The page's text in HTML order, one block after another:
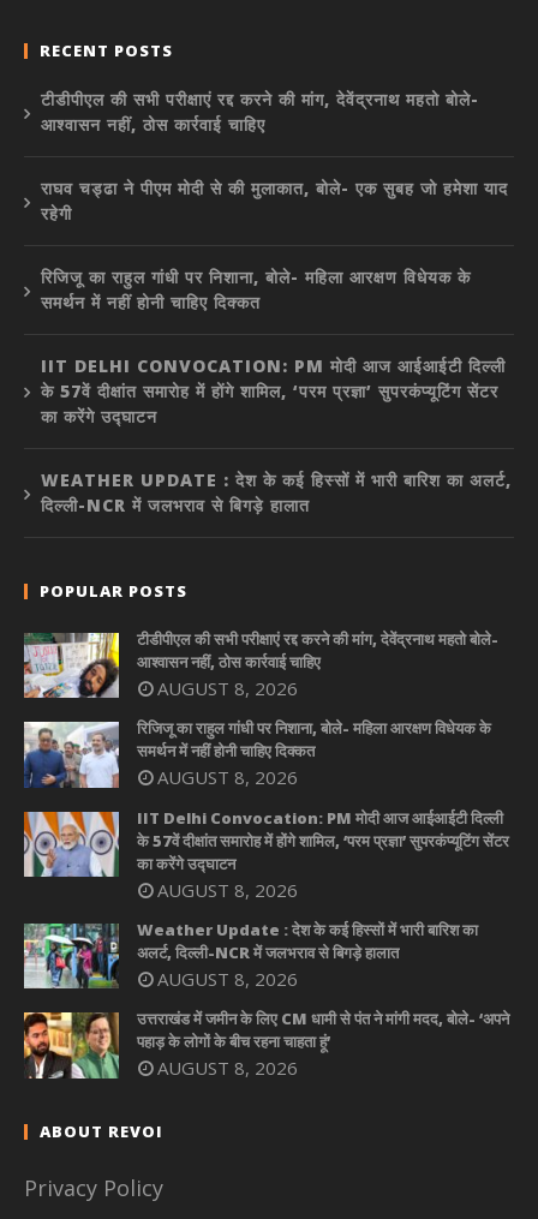
RECENT POSTS
टीडीपीएल की सभी परीक्षाएं रद्द करने की मांग, देवेंद्रनाथ महतो बोले-
आश्वासन नहीं, ठोस कार्रवाई चाहिए
राघव चड्ढा ने पीएम मोदी से की मुलाकात, बोले- एक सुबह जो हमेशा याद
रहेगी
रिजिजू का राहुल गांधी पर निशाना, बोले- महिला आरक्षण विधेयक के
समर्थन में नहीं होनी चाहिए दिक्कत
IIT DELHI CONVOCATION: PM मोदी आज आईआईटी दिल्ली
के 57वें दीक्षांत समारोह में होंगे शामिल, ‘परम प्रज्ञा’ सुपरकंप्यूटिंग सेंटर
का करेंगे उद्घाटन
WEATHER UPDATE : देश के कई हिस्सों में भारी बारिश का अलर्ट,
दिल्ली-NCR में जलभराव से बिगड़े हालात
POPULAR POSTS
टीडीपीएल की सभी परीक्षाएं रद्द करने की मांग, देवेंद्रनाथ महतो बोले-
आश्वासन नहीं, ठोस कार्रवाई चाहिए
AUGUST 8, 2026
रिजिजू का राहुल गांधी पर निशाना, बोले- महिला आरक्षण विधेयक के
समर्थन में नहीं होनी चाहिए दिक्कत
AUGUST 8, 2026
IIT Delhi Convocation: PM मोदी आज आईआईटी दिल्ली
के 57वें दीक्षांत समारोह में होंगे शामिल, ‘परम प्रज्ञा’ सुपरकंप्यूटिंग सेंटर
का करेंगे उद्घाटन
AUGUST 8, 2026
Weather Update : देश के कई हिस्सों में भारी बारिश का
अलर्ट, दिल्ली-NCR में जलभराव से बिगड़े हालात
AUGUST 8, 2026
उत्तराखंड में जमीन के लिए CM धामी से पंत ने मांगी मदद, बोले- ‘अपने
पहाड़ के लोगों के बीच रहना चाहता हूं’
AUGUST 8, 2026
ABOUT REVOI
Privacy Policy